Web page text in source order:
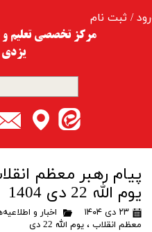
/ ثبت نام
حساب کاربری من
خروج از حساب کاربری
مرکز تخصصی تعلیم و
یزدی
پیام رهبر معظم
یوم الله 22 دی 1404
۲۳ دی ۱۴۰۴ اخبار و
معظم انقلاب ،یوم الله 22 دی